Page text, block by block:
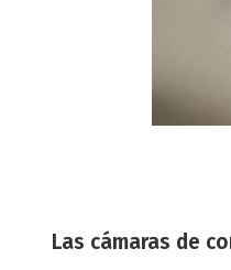
Las cámaras de